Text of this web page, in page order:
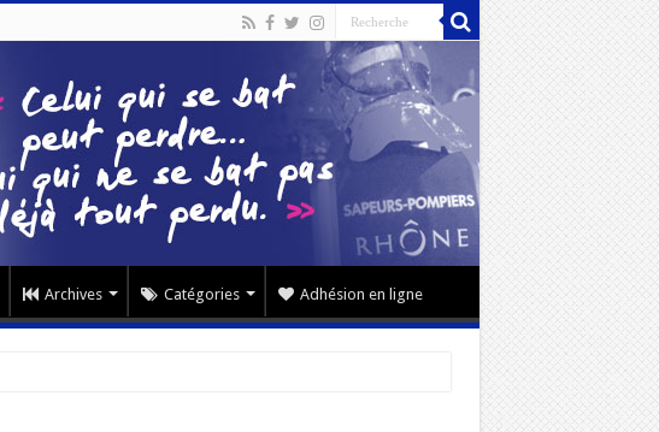
Archives Catégories Adhésion en ligne